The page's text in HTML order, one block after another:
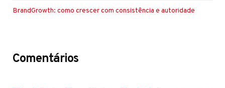
BrandGrowth: como crescer com consistência e autoridade
Comentários